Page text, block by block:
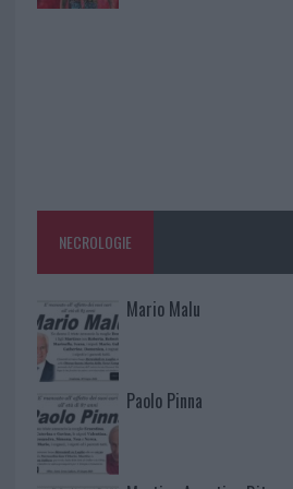
NECROLOGIE
Mario Malu
Paolo Pinna